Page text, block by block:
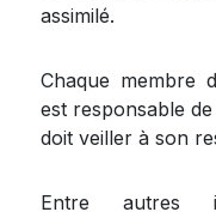
assimilé.
Chaque membre
est responsable
doit veiller à son
Entre autres